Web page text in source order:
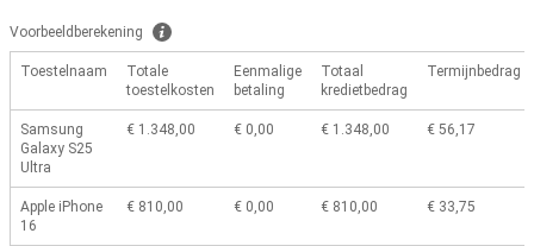
Voorbeeldberekening
Toestelnaam
Totale
toestelkosten
Eenmalige
betaling
Totaal
kredietbedrag
Termijnbedrag
Samsung
Galaxy S25
Ultra
€ 1.348,00 € 0,00 € 1.348,00 € 56,17
Apple iPhone
16
€ 810,00 € 0,00 € 810,00 € 33,75